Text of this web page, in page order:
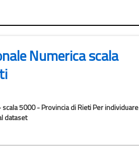
Numerica scala
5000 - Provincia di Rieti Per individuare
dataset